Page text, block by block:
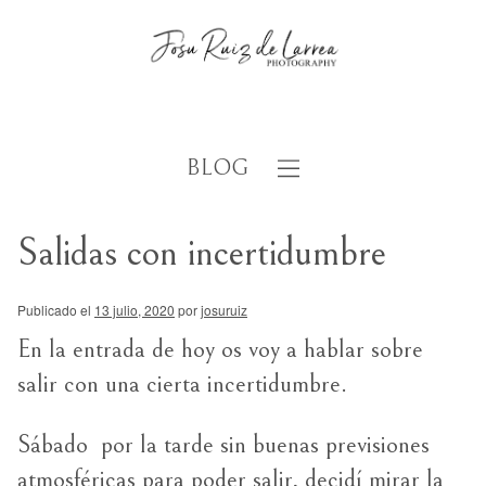
BLOG
Salidas con incertidumbre
Publicado el 13 julio, 2020 porjosuruiz
En la entrada de hoy os voy a hablar sobre
salir con una cierta incertidumbre.
Sábado por la tarde sin buenas previsiones
atmosféricas para poder salir, decidí mirar la